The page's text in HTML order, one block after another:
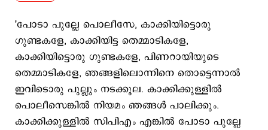
'പോടാ പുല്ലേ പൊലീസേ, കാക്കിയിട്ടൊരു
ഗുണ്ടകളേ, കാക്കിയിട്ട തെമ്മാടികളേ,
കാക്കിയിട്ടൊരു ഗുണ്ടകളേ, പിണറായിയുടെ
തെമ്മാടികളേ, ‍ഞങ്ങളിലൊന്നിനെ തൊട്ടെന്നാല്‍
ഇവിടൊരു പുല്ലും നടക്കൂല. കാക്കിക്കുള്ളില്‍
പൊലീസെങ്കില്‍ നിയമം ഞങ്ങള്‍ പാലിക്കും.
കാക്കിക്കുള്ളില്‍ സിപിഎം എങ്കില്‍ പോടാ പുല്ലേ